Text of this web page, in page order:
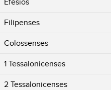
Filipenses
Colossenses
1 Tessalonicenses
2 Tessalonicenses